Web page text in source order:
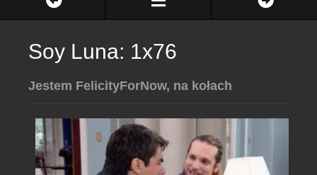
Soy Luna: 1x76
Jestem FelicityForNow, na kołach